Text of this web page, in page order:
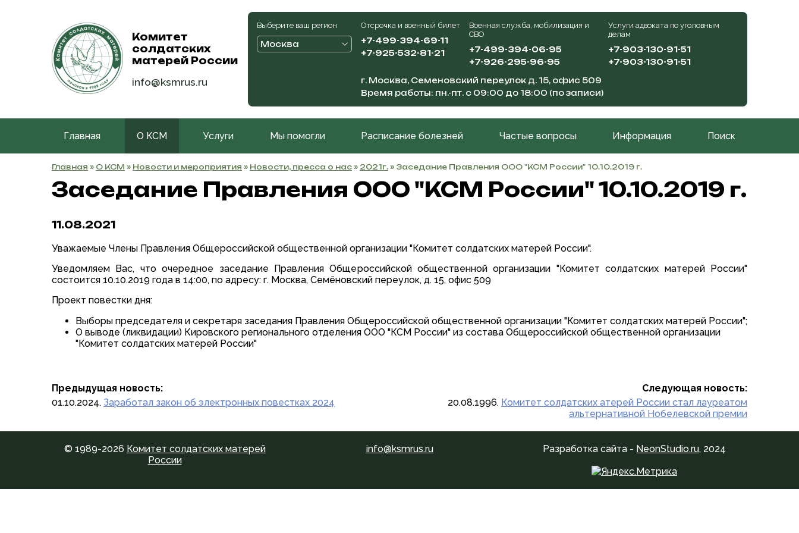
Комитет
солдатских
матерей России
info@ksmrus.ru
Выберите ваш регион
Москва
Отсрочка и военный билет
+7-499-394-69-11
+7-925-532-81-21
Военная служба, мобилизация и
СВО
+7-499-394-06-95
+7-926-295-96-95
Услуги адвоката по уголовным
делам
+7-903-130-91-51
+7-903-130-91-51
г. Москва, Семеновский переулок д. 15, офис 509
Время работы: пн.-пт. с 09:00 до 18:00 (по записи)
Главная О КСМ Услуги Мы помогли Расписание болезней Частые вопросы Информация Поиск
Главная » О КСМ » Новости и мероприятия » Новости, пресса о нас » 2021г. » Заседание Правления ООО "КСМ России" 10.10.2019 г.
Заседание Правления ООО "КСМ России" 10.10.2019 г.
11.08.2021
Уважаемые Члены Правления Общероссийской общественной организации "Комитет солдатских матерей России".
Уведомляем Вас, что очередное заседание Правления Общероссийской общественной организации "Комитет солдатских матерей России"
состоится 10.10.2019 года в 14:00, по адресу: г. Москва, Семёновский переулок, д. 15, офис 509
Проект повестки дня:
Выборы председателя и секретаря заседания Правления Общероссийской общественной организации "Комитет солдатских матерей России";
О выводе (ликвидации) Кировского регионального отделения ООО "КСМ России" из состава Общероссийской общественной организации
"Комитет солдатских матерей России"
Предыдущая новость:
01.10.2024. Заработал закон об электронных повестках 2024
Следующая новость:
20.08.1996. Комитет солдатских атерей России стал лауреатом
альтернативной Нобелевской премии
© 1989-2026 Комитет солдатских матерей
России
info@ksmrus.ru Разработка сайта - NeonStudio.ru, 2024